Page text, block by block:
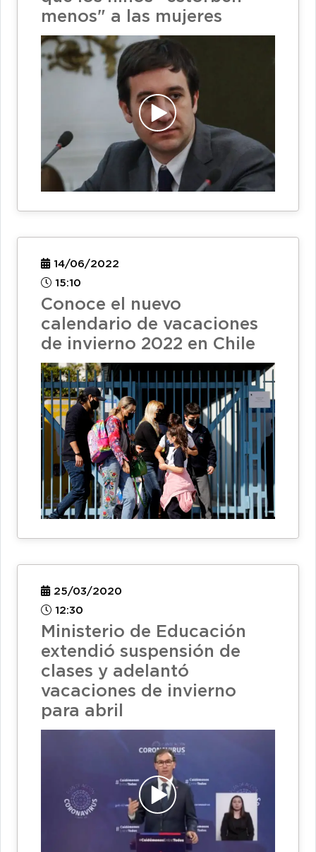
menos" a las mujeres
14/06/2022
15:10
Conoce el nuevo
calendario de vacaciones
de invierno 2022 en Chile
25/03/2020
12:30
Ministerio de Educación
extendió suspensión de
clases y adelantó
vacaciones de invierno
para abril